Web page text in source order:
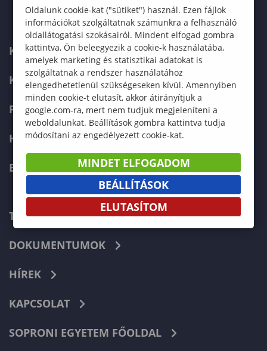
KARUNK
KÉPZÉSEK
FELVÉTELIZŐKNEK
HALLGATÓKNAK
ERASMUS+
TELEFONKÖNYV
DOKUMENTUMOK
HÍREK
KAPCSOLAT
SOPRONI EGYETEM FŐOLDAL
Oldalunk cookie-kat ("sütiket") használ. Ezen fájlok
információkat szolgáltatnak számunkra a felhasználó
oldallátogatási szokásairól. Mindent elfogad gombra
kattintva, Ön beleegyezik a cookie-k használatába,
amelyek marketing és statisztikai adatokat is
szolgáltatnak a rendszer használatához
elengedhetetlenül szükségeseken kívül. Amennyiben
minden cookie-t elutasít, akkor átirányítjuk a
google.com-ra, mert nem tudjuk megjeleníteni a
weboldalunkat. Beállítások gombra kattintva tudja
módosítani az engedélyezett cookie-kat.
MINDET ELFOGADOM
BEÁLLÍTÁSOK
ELUTASÍTOM